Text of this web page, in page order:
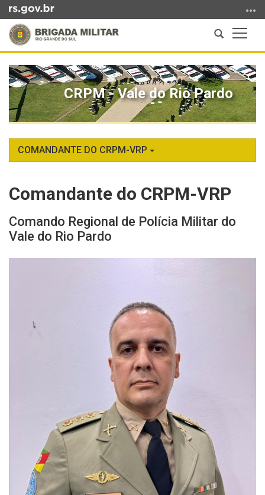
para
conteúdo
para
menu
busca
a
Abrir
a
busca
do
conteúdo
CRPM - Vale do Rio Pardo
COMANDANTE DO CRPM-VRP
Comandante do CRPM-VRP
Comando Regional de Polícia Militar do
Vale do Rio Pardo